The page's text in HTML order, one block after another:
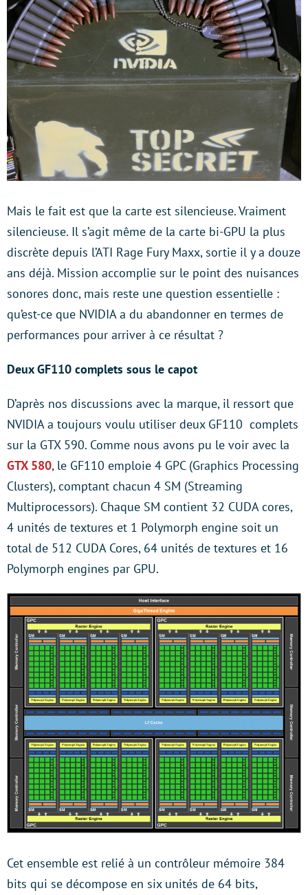
Mais le fait est que la carte est silencieuse. Vraiment
silencieuse. Il s’agit même de la carte bi-GPU la plus
discrète depuis l’ATI Rage Fury Maxx, sortie il y a douze
ans déjà. Mission accomplie sur le point des nuisances
sonores donc, mais reste une question essentielle :
qu’est-ce que NVIDIA a du abandonner en termes de
performances pour arriver à ce résultat ?
Deux GF110 complets sous le capot
D’après nos discussions avec la marque, il ressort que
NVIDIA a toujours voulu utiliser deux GF110 complets
sur la GTX 590. Comme nous avons pu le voir avec la
GTX 580, le GF110 emploie 4 GPC (Graphics Processing
Clusters), comptant chacun 4 SM (Streaming
Multiprocessors). Chaque SM contient 32 CUDA cores,
4 unités de textures et 1 Polymorph engine soit un
total de 512 CUDA Cores, 64 unités de textures et 16
Polymorph engines par GPU.
Cet ensemble est relié à un contrôleur mémoire 384
bits qui se décompose en six unités de 64 bits,